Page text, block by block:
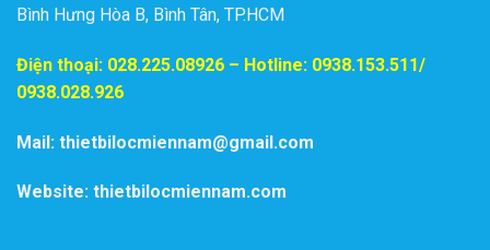
Bình Hưng Hòa B, Bình Tân, TP.HCM
Điện thoại: 028.225.08926 – Hotline: 0938.153.511/
0938.028.926
Mail: thietbilocmiennam@gmail.com
Website: thietbilocmiennam.com